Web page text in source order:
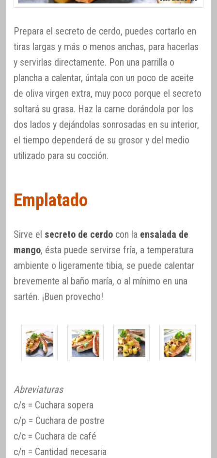
Prepara el secreto de cerdo, puedes cortarlo en
tiras largas y más o menos anchas, para hacerlas
y servirlas directamente. Pon una parrilla o
plancha a calentar, úntala con un poco de aceite
de oliva virgen extra, muy poco porque el secreto
soltará su grasa. Haz la carne dorándola por los
dos lados y dejándolas sonrosadas en su interior,
el tiempo dependerá de su grosor y del medio
utilizado para su cocción.
Emplatado
Sirve el secreto de cerdo con la ensalada de
mango, ésta puede servirse fría, a temperatura
ambiente o ligeramente tibia, se puede calentar
brevemente al baño maría, o al mínimo en una
sartén. ¡Buen provecho!
Abreviaturas
c/s = Cuchara sopera
c/p = Cuchara de postre
c/c = Cuchara de café
c/n = Cantidad necesaria